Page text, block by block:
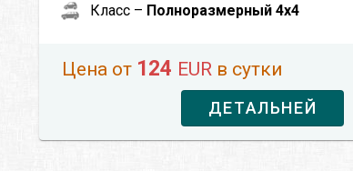
Класс – Полноразмерный 4x4
Цена от 124 EUR в сутки
ДЕТАЛЬНЕЙ